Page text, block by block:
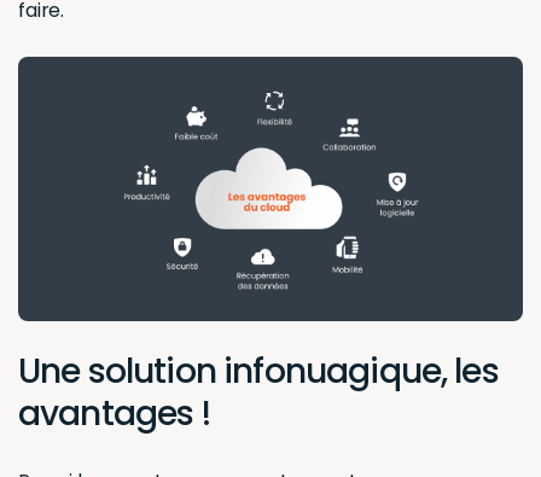
faire.
Une solution infonuagique, les
avantages !